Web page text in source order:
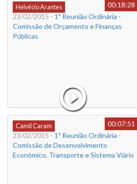
Helvécio Arantes
00:18:28
23/02/2015 - 1ª Reunião Ordinária -
Comissão de Orçamento e Finanças
Públicas
Camil Caram
00:07:51
23/02/2015 - 1ª Reunião Ordinária -
Comissão de Desenvolvimento
Econômico, Transporte e Sistema Viário